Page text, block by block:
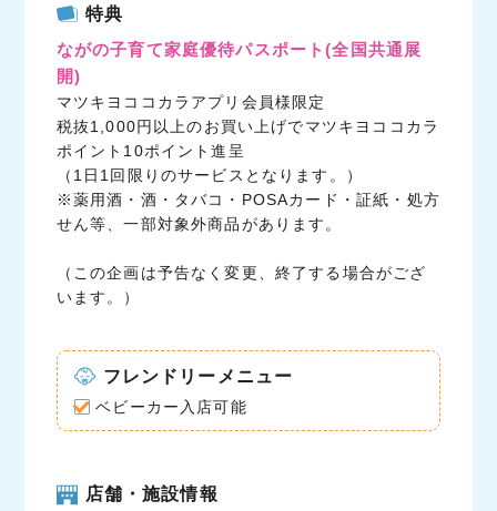
e
b
o
k
t
t
r
特典
ながの子育て家庭優待パスポート(全国共通展
開)
マツキヨココカラアプリ会員様限定
税抜1,000円以上のお買い上げでマツキヨココカラ
ポイント10ポイント進呈
（1日1回限りのサービスとなります。）
※薬用酒・酒・タバコ・POSAカード・証紙・処方
せん等、一部対象外商品があります。
（この企画は予告なく変更、終了する場合がござ
います。）
フレンドリーメニュー
ベビーカー入店可能
店舗・施設情報